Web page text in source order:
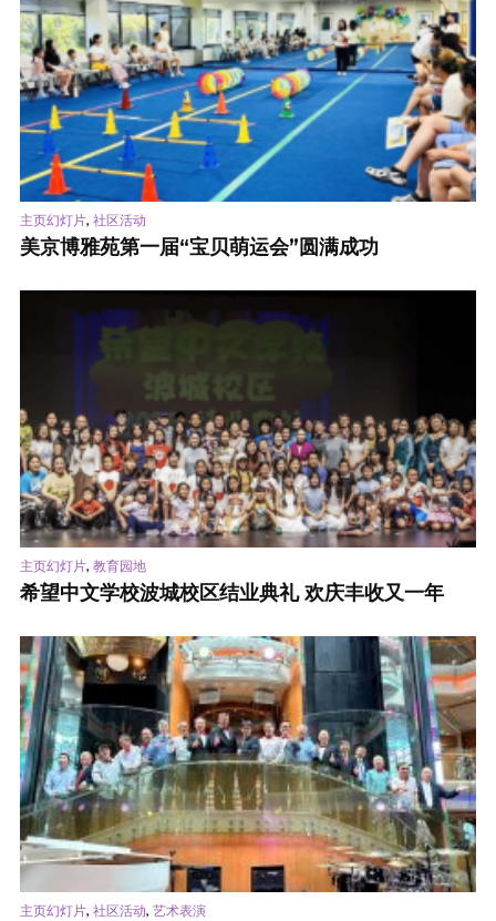
主页幻灯片, 社区活动
美京博雅苑第一届“宝贝萌运会”圆满成功
主页幻灯片, 教育园地
希望中文学校波城校区结业典礼 欢庆丰收又一年
主页幻灯片, 社区活动, 艺术表演